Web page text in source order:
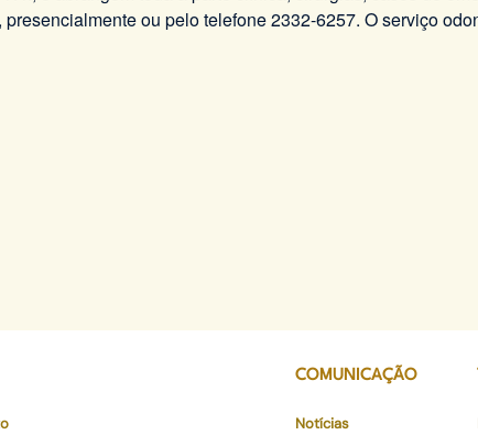
ou pelo telefone 2332-6257. O serviço
COMUNICAÇÃO
Notícias